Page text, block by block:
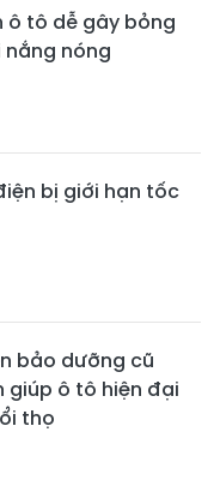
ô tô dễ gây bỏng
nóng
bị giới hạn tốc
bảo dưỡng cũ
giúp ô tô hiện đại
thọ